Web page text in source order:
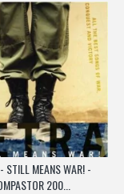
STILL MEANS WAR! -
200...